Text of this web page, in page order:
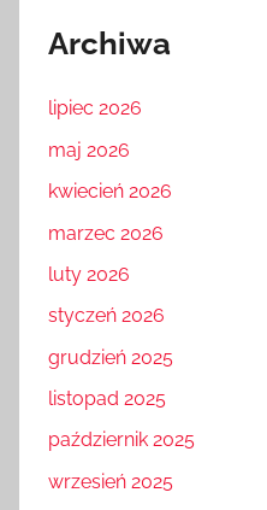
Archiwa
lipiec 2026
maj 2026
kwiecień 2026
marzec 2026
luty 2026
styczeń 2026
grudzień 2025
listopad 2025
październik 2025
wrzesień 2025